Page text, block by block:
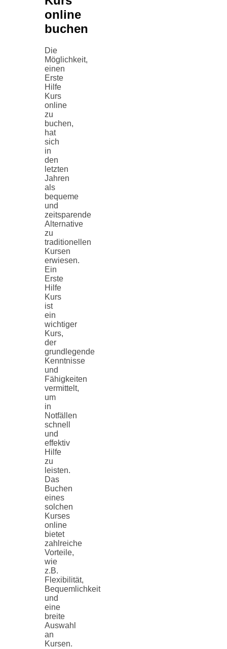
online
buchen
Die
Möglichkeit,
einen
Erste
Hilfe
Kurs
online
zu
buchen,
hat
sich
in
den
letzten
Jahren
als
bequeme
und
zeitsparende
Alternative
zu
traditionellen
Kursen
erwiesen.
Ein
Erste
Hilfe
Kurs
ist
ein
wichtiger
Kurs,
der
grundlegende
Kenntnisse
und
Fähigkeiten
vermittelt,
um
in
Notfällen
schnell
und
effektiv
Hilfe
zu
leisten.
Das
Buchen
eines
solchen
Kurses
online
bietet
zahlreiche
Vorteile,
wie
z.B.
Flexibilität,
Bequemlichkeit
und
eine
breite
Auswahl
an
Kursen.